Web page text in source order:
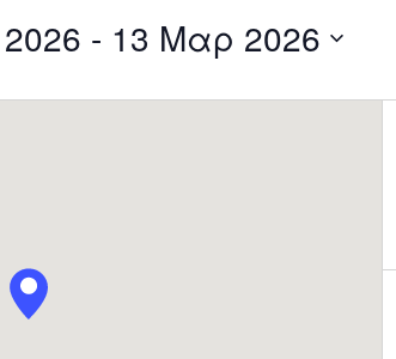
Events
by
- 13 Μαρ 2026